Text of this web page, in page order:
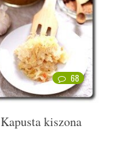
68
Kapusta kiszona